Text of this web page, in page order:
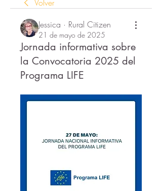
Volver
Jessica · Rural Citizen
21 de mayo de 2025
Jornada informativa sobre
la Convocatoria 2025 del
Programa LIFE